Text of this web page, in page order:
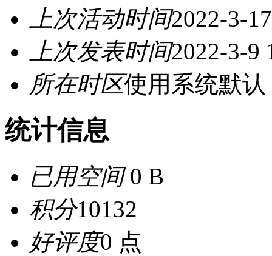
上次活动时间2022-3-
上次发表时间2022-3-9
所在时区使用系统默认
统计信息
已用空间0 B
积分10132
好评度0 点